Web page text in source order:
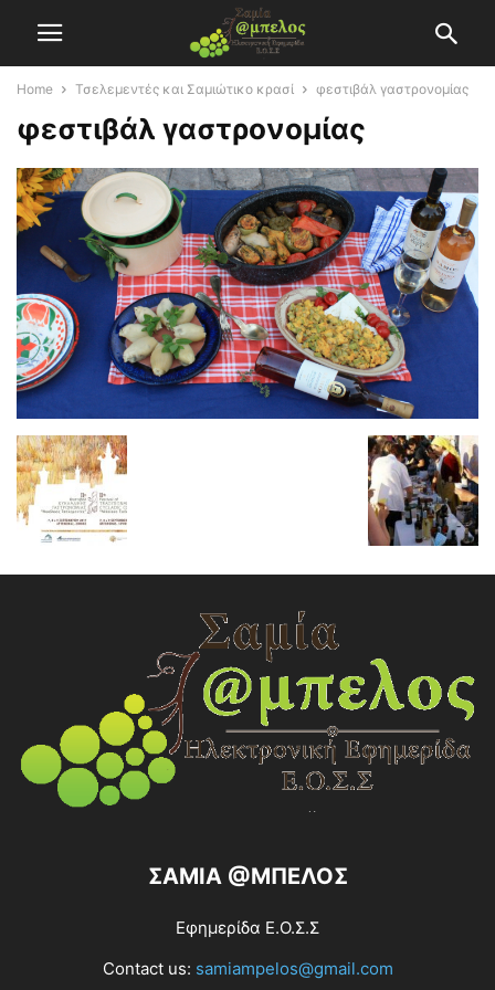
Home Τσελεμεντές και Σαμιώτικο κρασί φεστιβάλ γαστρονομίας
φεστιβάλ γαστρονομίας
ΣΑΜΙΑ @ΜΠΕΛΟΣ
Εφημερίδα Ε.Ο.Σ.Σ
Contact us: samiampelos@gmail.com